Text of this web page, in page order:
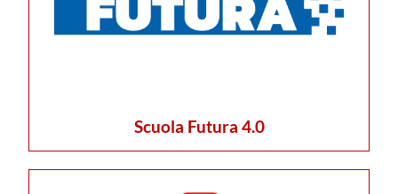
Scuola Futura 4.0